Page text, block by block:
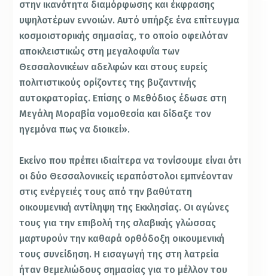
στην ικανότητα διαμόρφωσης και έκφρασης
υψηλοτέρων εννοιών. Αυτό υπήρξε ένα επίτευγμα
κοσμοιστορικής σημασίας, το οποίο οφειλόταν
αποκλειστικώς στη μεγαλοφυΐα των
Θεσσαλονικέων αδελφών και στους ευρείς
πολιτιστικούς ορίζοντες της βυζαντινής
αυτοκρατορίας. Επίσης ο Μεθόδιος έδωσε στη
Μεγάλη Μοραβία νομοθεσία και δίδαξε τον
ηγεμόνα πως να διοικεί».
Εκείνο που πρέπει ιδιαίτερα να τονίσουμε είναι ότι
οι δύο Θεσσαλονικείς ιεραπόστολοι εμπνέονταν
στις ενέργειές τους από την βαθύτατη
οικουμενική αντίληψη της Εκκλησίας. Οι αγώνες
τους για την επιβολή της σλαβικής γλώσσας
μαρτυρούν την καθαρά ορθόδοξη οικουμενική
τους συνείδηση. Η εισαγωγή της στη λατρεία
ήταν θεμελιώδους σημασίας για το μέλλον του